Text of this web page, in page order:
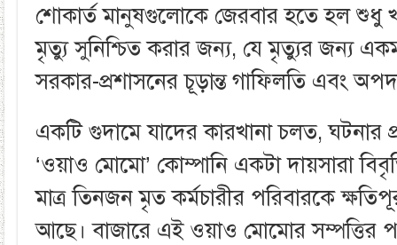
শোকার্ত মানুষগুলোকে জেরবার হতে হল শুধু
মৃত্যু সুনিশ্চিত করার জন্য, যে মৃত্যুর জন্য
সরকার-প্রশাসনের চূড়ান্ত গাফিলতি এবং
একটি গুদামে যাদের কারখানা চলত, ঘটনার
‘ওয়াও মোমো’ কোম্পানি একটা দায়সারা
মাত্র তিনজন মৃত কর্মচারীর পরিবারকে
আছে। বাজারে এই ওয়াও মোমোর সম্পত্তির